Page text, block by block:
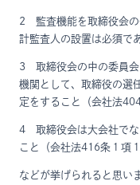
2 監査機能を取締役会の
計監査人の設置は必須で
3 取締役会の中の委員会
機関として、取締役の選
定をすること（会社法
4 取締役会は大会社でな
こと（会社法416条１項１
などが挙げられると思い